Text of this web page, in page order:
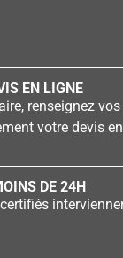
EN LIGNE
renseignez
votre devis
DE 24H